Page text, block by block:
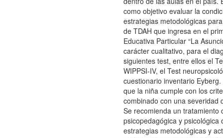
como objetivo evaluar la
estrategias metodológicas
de TDAH que ingresa en el
Educativa Particular “La
carácter cualitativo, para el
siguientes test, entre ellos el
WIPPSI-IV, el Test
cuestionario inventario
que la niña cumple con los
combinado con una severidad
Se recomienda un tratamiento
psicopedagógica y psicológica
estrategias metodológicas y